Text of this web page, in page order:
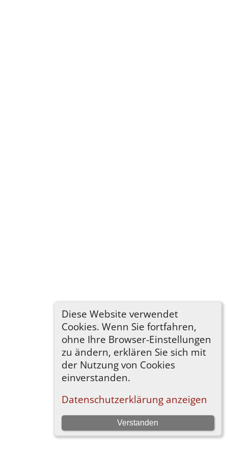
Diese Website verwendet
Cookies. Wenn Sie fortfahren,
ohne Ihre Browser-Einstellungen
zu ändern, erklären Sie sich mit
der Nutzung von Cookies
einverstanden.
Datenschutzerklärung anzeigen
Verstanden